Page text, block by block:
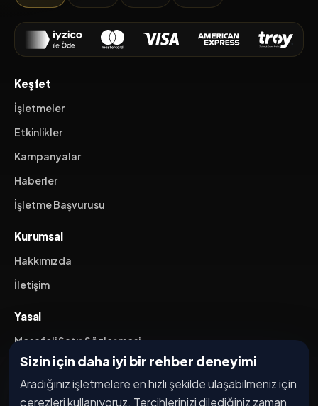
Sizin için daha iyi bir rehber deneyimi
Aradığınız işletmelere en hızlı şekilde ulaşabilmeniz için
çerezleri kullanıyoruz. Tercihlerinizi dilediğiniz zaman
Keşfet
İşletmeler
Etkinlikler
Kampanyalar
Haberler
İşletme Başvurusu
Kurumsal
Hakkımızda
İletişim
Yasal
Mesafeli Satış Sözleşmesi
İptal / İade Koşulları
Hizmet Şartları